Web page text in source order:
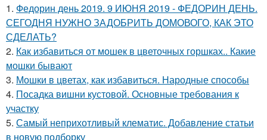
1. Федорин день 2019. 9 ИЮНЯ 2019 - ФЕДОРИН ДЕНЬ.
СЕГОДНЯ НУЖНО ЗАДОБРИТЬ ДОМОВОГО, КАК ЭТО
СДЕЛАТЬ?
2. Как избавиться от мошек в цветочных горшках.. Какие
мошки бывают
3. Мошки в цветах, как избавиться. Народные способы
4. Посадка вишни кустовой. Основные требования к
участку
5. Самый неприхотливый клематис. Добавление статьи
в новую подборку